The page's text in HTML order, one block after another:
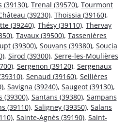
(39130), Trenal (39570), Tourmont
(39230), Thoissia (39160),
(39240), Thésy (39110), Thervay
, Tavaux (39500), Tassenières
(39300), Souvans (39380), Soucia
, Sirod (39300), Serre-les-Moulières
, Sergenon (39120), Sergenaux
, Senaud (39160), Sellières
, Savigna (39240), Saugeot (39130),
(39300), Santans (39380), Sampans
(39110), Saligney (39350), Salans
, Sainte-Agnès (39190), Saint-